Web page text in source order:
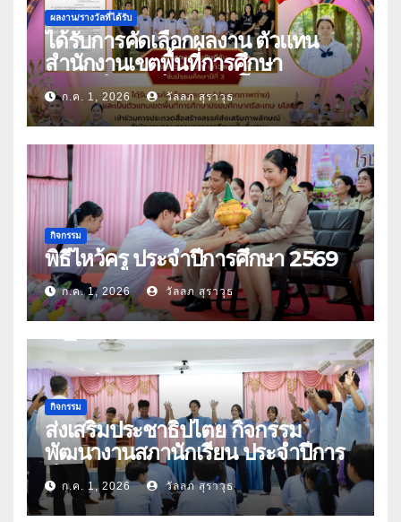
ผลงาน/รางวัลที่ได้รับ
ได้รับการคัดเลือกผลงาน ตัวแทน
สำนักงานเขตพื้นที่การศึกษา
มัธยมศึกษาศรีสะเกษ ยโสธร
ก.ค. 1, 2026 วัลลภ สุราวุธ
กิจกรรม
พิธีไหว้ครู ประจำปีการศึกษา 2569
ก.ค. 1, 2026 วัลลภ สุราวุธ
กิจกรรม
ส่งเสริมประชาธิปไตย กิจกรรม
พัฒนางานสภานักเรียน ประจำปีการ
ศึกษา 2569
ก.ค. 1, 2026 วัลลภ สุราวุธ